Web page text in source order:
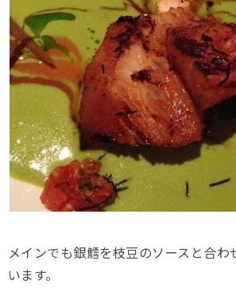
メインでも銀鱈を枝豆のソースと合わ
います。